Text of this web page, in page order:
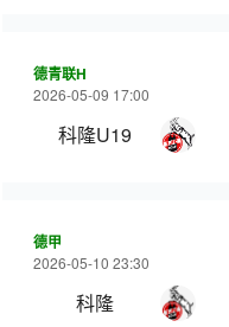
德青联H
2026-05-09 17:00
科隆U19
德甲
2026-05-10 23:30
科隆